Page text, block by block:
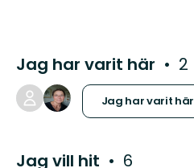
Jag har varit här 2
Jag har varit här
Jag vill hit 6